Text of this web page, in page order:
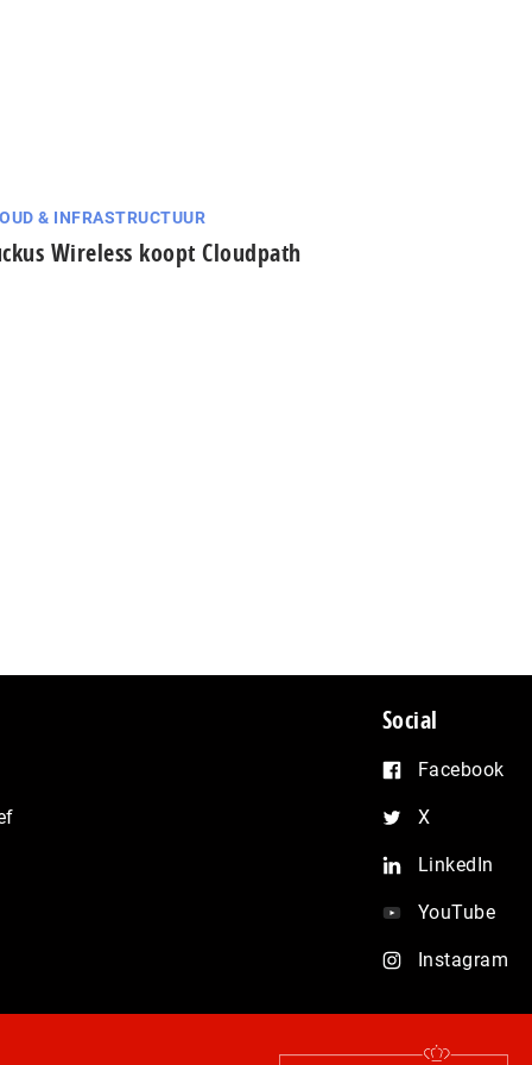
& INFRASTRUCTUUR
Wireless koopt Cloudpath
Social
Facebook
X
LinkedIn
YouTube
Instagram